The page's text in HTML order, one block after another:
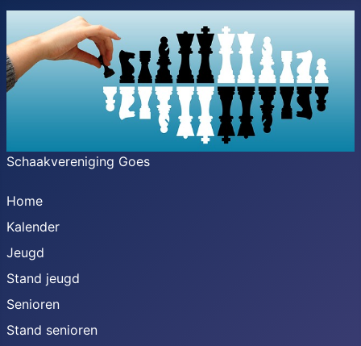
Schaakvereniging Goes
Home
Kalender
Jeugd
Stand jeugd
Senioren
Stand senioren